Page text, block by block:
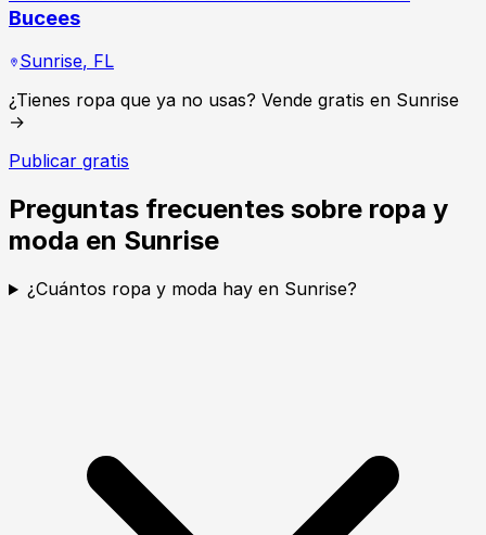
Bucees
Sunrise, FL
¿Tienes ropa que ya no usas? Vende gratis en Sunrise
→
Publicar gratis
Preguntas frecuentes sobre ropa y
moda en Sunrise
¿Cuántos ropa y moda hay en Sunrise?